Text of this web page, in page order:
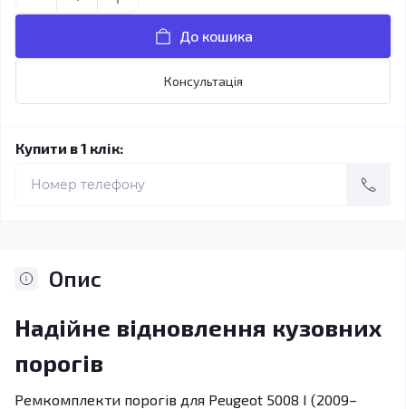
До кошика
Консультація
Купити в 1 клік:
Опис
Надійне відновлення кузовних
порогів
Ремкомплекти порогів для Peugeot 5008 І (2009–